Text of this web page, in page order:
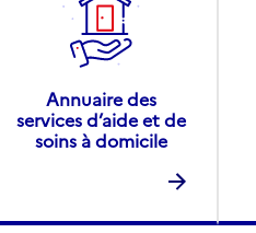
Annuaire des
services d’aide et de
soins à domicile